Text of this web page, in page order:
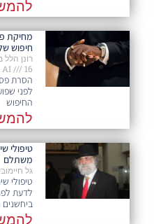
מחיקת
חיפוש
רונן הלל
AI
16 ביולי 2026
לפני
החיפוש
טיפולי
משתלם
גל
לדעת
ביחשנים